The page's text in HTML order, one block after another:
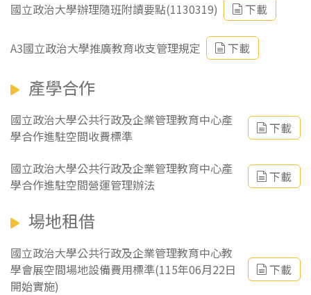
國立政治大學辦理隨班附讀要點(1130319) 下載
A3國立政治大學推廣教育收支管理規定 下載
產學合作
國立政治大學公共行政及企業管理教育中心產
學合作進駐空間收費標準
下載
國立政治大學公共行政及企業管理教育中心產
學合作進駐空間營運管理辦法
下載
場地租借
國立政治大學公共行政及企業管理教育中心教
學會展空間場地設備費用標準(115年06月22日
開始實施)
下載